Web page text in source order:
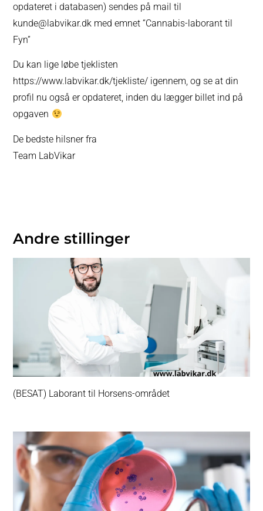
opdateret i databasen) sendes på mail til
kunde@labvikar.dk med emnet “Cannabis-laborant til
Fyn”
Du kan lige løbe tjeklisten
https://www.labvikar.dk/tjekliste/ igennem, og se at din
profil nu også er opdateret, inden du lægger billet ind på
opgaven
De bedste hilsner fra
Team LabVikar
Andre stillinger
(BESAT) Laborant til Horsens-området